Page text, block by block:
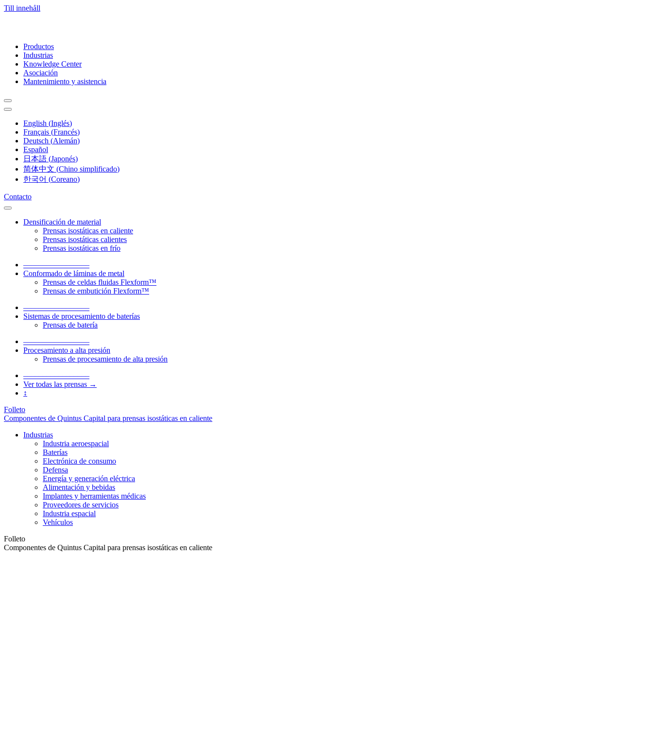
Till innehåll
Productos
Industrias
Knowledge Center
Asociación
Mantenimiento y asistencia
English (Inglés)
Français (Francés)
Deutsch (Alemán)
Español
日本語 (Japonés)
简体中文 (Chino simplificado)
한국어 (Coreano)
Contacto
Densificación de material
Prensas isostáticas en caliente
Prensas isostáticas calientes
Prensas isostáticas en frío
–––––––––––––––––
Conformado de láminas de metal
Prensas de celdas fluidas Flexform™
Prensas de embutición Flexform™
–––––––––––––––––
Sistemas de procesamiento de baterías
Prensas de batería
–––––––––––––––––
Procesamiento a alta presión
Prensas de procesamiento de alta presión
–––––––––––––––––
Ver todas las prensas →
↕
Folleto
Componentes de Quintus Capital para prensas isostáticas en caliente
Industrias
Industria aeroespacial
Baterías
Electrónica de consumo
Defensa
Energía y generación eléctrica
Alimentación y bebidas
Implantes y herramientas médicas
Proveedores de servicios
Industria espacial
Vehículos
Folleto
Componentes de Quintus Capital para prensas isostáticas en caliente